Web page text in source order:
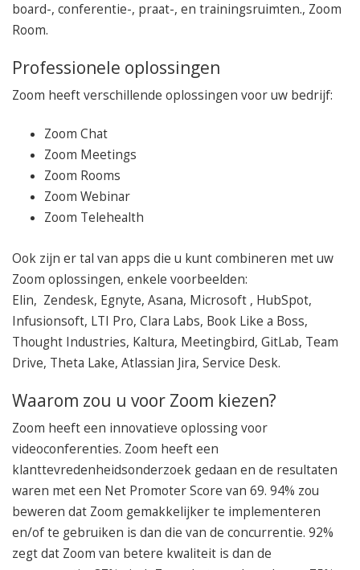
board-, conferentie-, praat-, en trainingsruimten., Zoom
Room.
Professionele oplossingen
Zoom heeft verschillende oplossingen voor uw bedrijf:
Zoom Chat
Zoom Meetings
Zoom Rooms
Zoom Webinar
Zoom Telehealth
Ook zijn er tal van apps die u kunt combineren met uw
Zoom oplossingen, enkele voorbeelden:
Elin, Zendesk, Egnyte, Asana, Microsoft , HubSpot,
Infusionsoft, LTI Pro, Clara Labs, Book Like a Boss,
Thought Industries, Kaltura, Meetingbird, GitLab, Team
Drive, Theta Lake, Atlassian Jira, Service Desk.
Waarom zou u voor Zoom kiezen?
Zoom heeft een innovatieve oplossing voor
videoconferenties. Zoom heeft een
klanttevredenheidsonderzoek gedaan en de resultaten
waren met een Net Promoter Score van 69. 94% zou
beweren dat Zoom gemakkelijker te implementeren
en/of te gebruiken is dan die van de concurrentie. 92%
zegt dat Zoom van betere kwaliteit is dan de